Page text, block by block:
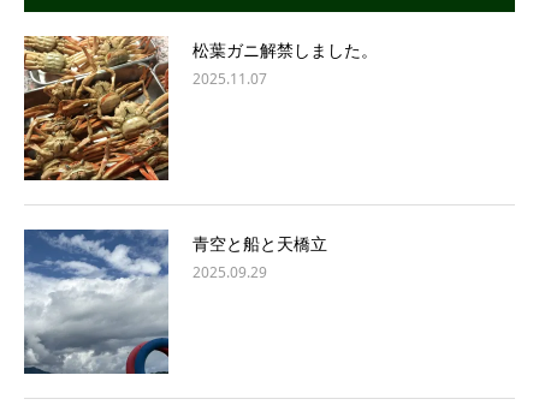
松葉ガニ解禁しました。
2025.11.07
青空と船と天橋立
2025.09.29